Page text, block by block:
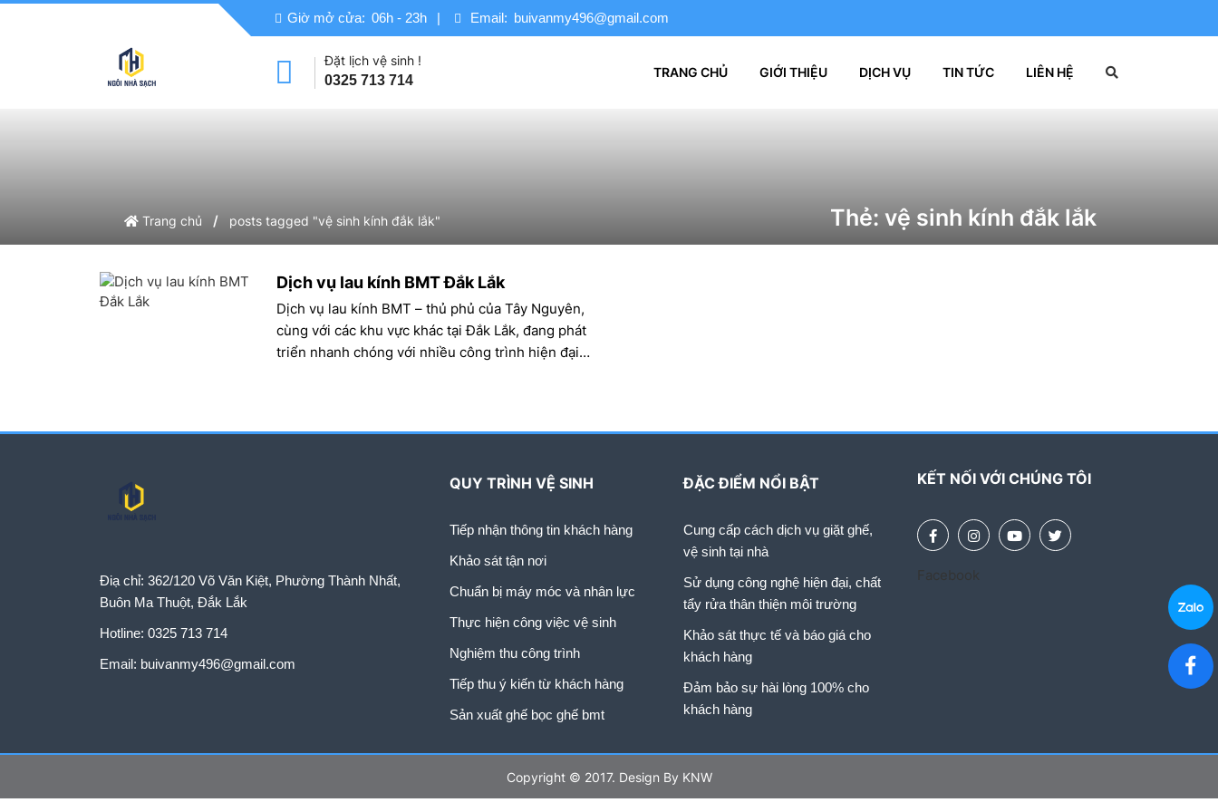
Giờ mở cửa: 06h - 23h Email: buivanmy496@gmail.com
Đặt lịch vệ sinh !
0325 713 714
TRANG CHỦ GIỚI THIỆU DỊCH VỤ TIN TỨC LIÊN HỆ
Trang chủ / posts tagged "vệ sinh kính đắk lắk" Thẻ: vệ sinh kính đắk lắk
Dịch vụ lau kính BMT Đắk Lắk
Dịch vụ lau kính BMT – thủ phủ của Tây Nguyên,
cùng với các khu vực khác tại Đắk Lắk, đang phát
triển nhanh chóng với nhiều công trình hiện đại.
Điạ chỉ: 362/120 Võ Văn Kiệt, Phường Thành Nhất,
Buôn Ma Thuột, Đắk Lắk
Hotline: 0325 713 714
Email: buivanmy496@gmail.com
QUY TRÌNH VỆ SINH
Tiếp nhận thông tin khách hàng
Khảo sát tận nơi
Chuẩn bị máy móc và nhân lực
Thực hiện công việc vệ sinh
Nghiệm thu công trình
Tiếp thu ý kiến từ khách hàng
Sản xuất ghế bọc ghế bmt
ĐẶC ĐIỂM NỔI BẬT
Cung cấp cách dịch vụ giặt ghế,
vệ sinh tại nhà
Sử dụng công nghệ hiện đại, chất
tẩy rửa thân thiện môi trường
Khảo sát thực tế và báo giá cho
khách hàng
Đảm bảo sự hài lòng 100% cho
khách hàng
KẾT NỐI VỚI CHÚNG TÔI
Facebook
Copyright © 2017. Design By KNW